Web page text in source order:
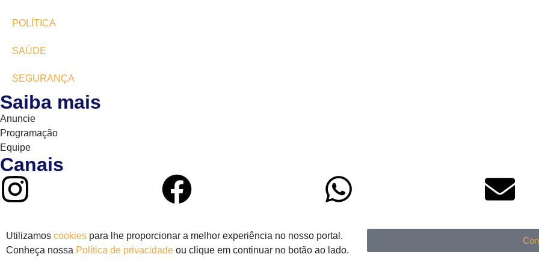
POLÍTICA
SAÚDE
SEGURANÇA
Saiba mais
Anuncie
Programação
Equipe
Canais
Utilizamos cookies para lhe proporcionar a melhor experiência no nosso portal.
Conheça nossa Política de privacidade ou clique em continuar no botão ao lado.